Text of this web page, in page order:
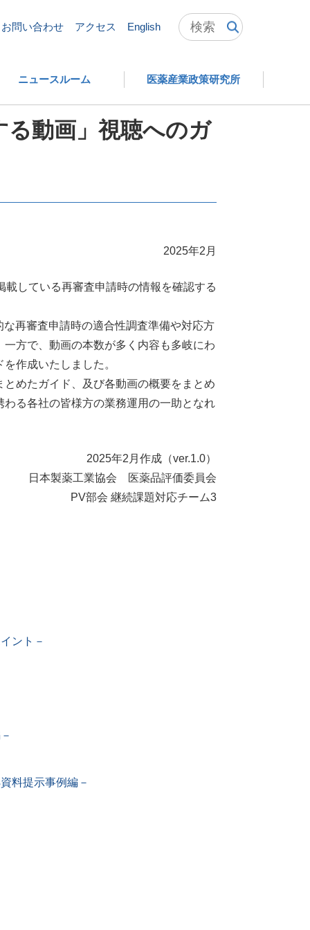
お問い合わせ アクセス English
ニュースルーム 医薬産業政策研究所
審査適合性調査に関する動画」視聴へのガイド
動画」視聴へのガ
2025年2月
している再審査申請時の情報を確認する
再審査申請時の適合性調査準備や対応方
方で、動画の本数が多く内容も多岐にわ
作成いたしました。
めたガイド、及び各動画の概要をまとめ
る各社の皆様方の業務運用の一助となれ
2025年2月作成（ver.1.0）
日本製薬工業協会 医薬品評価委員会
PV部会 継続課題対応チーム3
ント－
料提示事例編－